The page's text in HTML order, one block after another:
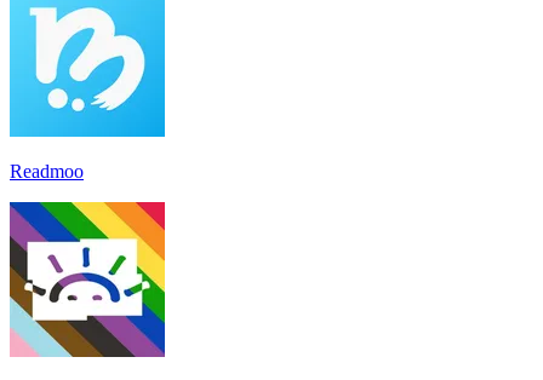
Readmoo